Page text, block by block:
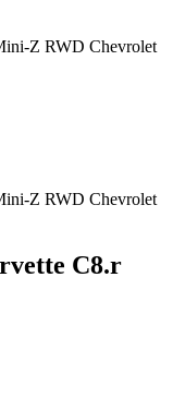
Z RWD Chevrolet
Z RWD Chevrolet
C8.r